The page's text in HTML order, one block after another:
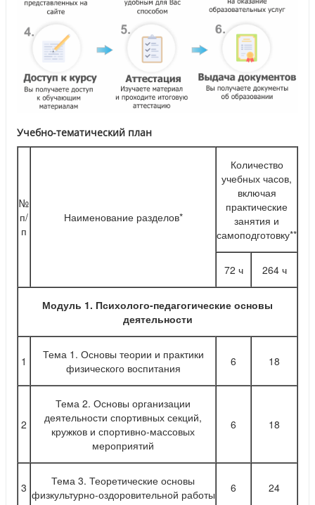
Учебно-тематический план
№
п/
п
Наименование разделов*
Количество
учебных часов,
включая
практические
занятия и
самоподготовку**
72 ч 264 ч
Модуль 1. Психолого-педагогические основы
деятельности
1
Тема 1. Основы теории и практики
физического воспитания
6 18
2
Тема 2. Основы организации
деятельности спортивных секций,
кружков и спортивно-массовых
мероприятий
6 18
3
Тема 3. Теоретические основы
физкультурно-оздоровительной работы
6 24